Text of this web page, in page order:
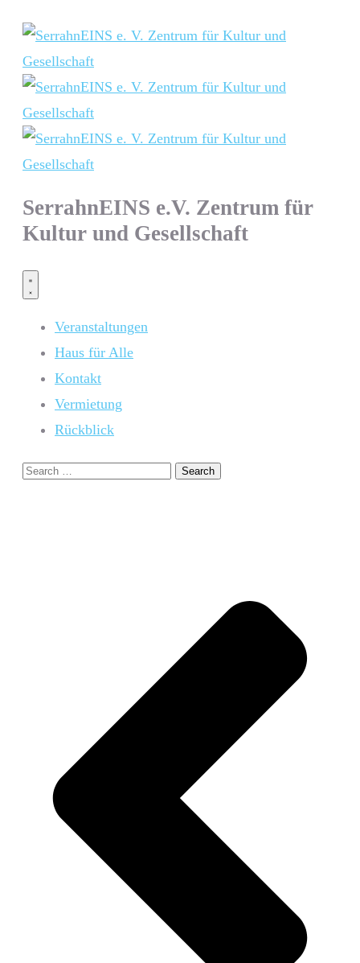
SerrahnEINS e.V. Zentrum für
Kultur und Gesellschaft
Veranstaltungen
Haus für Alle
Kontakt
Vermietung
Rückblick